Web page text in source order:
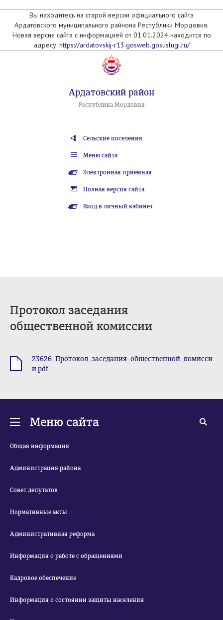
Вы находитесь на старой версии официального сайта
Ардатовского муниципального райнона Республики Мордовия.
Новая версия сайта с информацией от 01.01.2024 находится по
адресу: https://ardatovskij-r13.gosweb.gosuslugi.ru/
Ардатовский район
Республика Мордовия
Сельские поселения
Меню сайта
Электронная приемная
Полная версия сайта
Вход в личный кабинет
Протокол заседания
общественной комиссии
23626_Протокол_заседания_общественной_комисси
и.pdf
Меню сайта
Общая информация
Администрация района
Совет депутатов
Нормативные акты
Административная реформа
Информация о работе с обращениями
Кадровое обеспечение
Информация о состоянии защиты населения